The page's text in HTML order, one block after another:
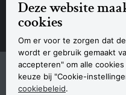
Deze website
cookies
Om er voor te zorgen dat
wordt er gebruik gemaakt
accepteren" om alle
keuze bij "Cookie-
cookiebeleid.
Contact
Navigatie
SitemapPrivacyverklaring